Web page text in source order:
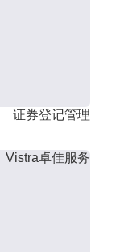
证券登记管理
Vistra卓佳服务